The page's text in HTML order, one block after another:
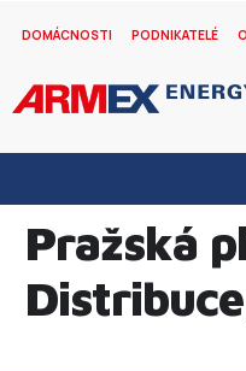
DOMÁCNOSTI PODNIKATELÉ
Pražská